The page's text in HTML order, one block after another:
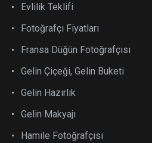
Evlilik Teklifi
Fotoğrafçı Fiyatları
Fransa Düğün Fotoğrafçısı
Gelin Çiçeği, Gelin Buketi
Gelin Hazırlık
Gelin Makyajı
Hamile Fotoğrafçısı